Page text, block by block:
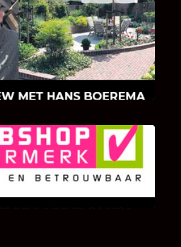
MET HANS BOEREMA
and Stones ontstaan is en wat
motiveert in de wereld van
klinkers en tegels!
BEOORDELINGEN
op gesteld om te weten wat u
ons en onze diensten vindt.